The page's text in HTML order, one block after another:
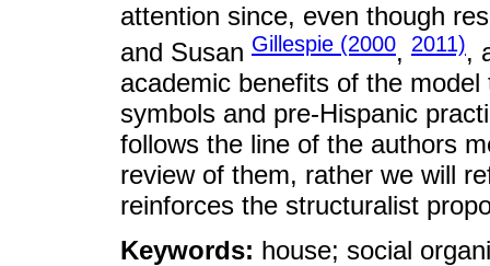
attention since, even though
and Susan Gillespie (2000, 2011),
academic benefits of the
symbols and pre-Hispanic
follows the line of the authors
review of them, rather we will
reinforces the structuralist
Keywords: house; social